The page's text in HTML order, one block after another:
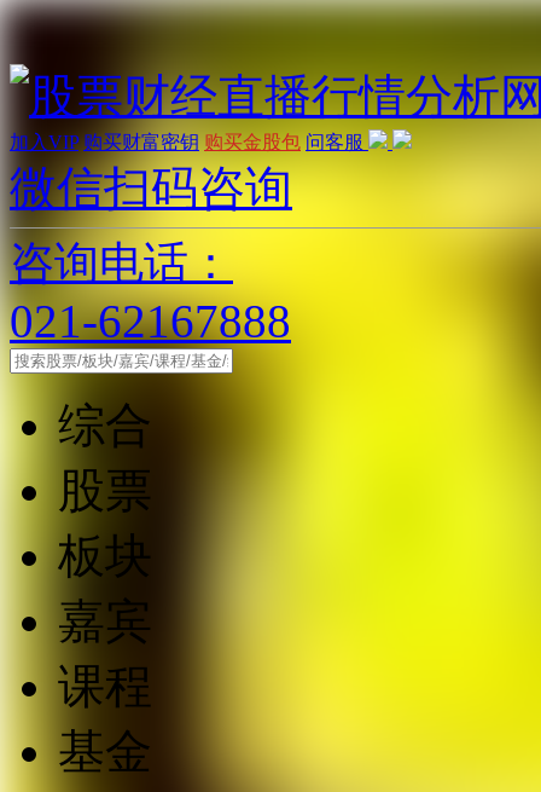
加入VIP 购买财富密钥 购买金股包 问客服
微信扫码咨询
咨询电话：
021-62167888
综合
股票
板块
嘉宾
课程
基金